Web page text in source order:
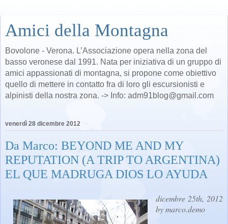
Amici della Montagna
Bovolone - Verona. L’Associazione opera nella zona del
basso veronese dal 1991. Nata per iniziativa di un gruppo di
amici appassionati di montagna, si propone come obiettivo
quello di mettere in contatto fra di loro gli escursionisti e
alpinisti della nostra zona. -> Info: adm91blog@gmail.com
venerdì 28 dicembre 2012
Da Marco: BEYOND ME AND MY
REPUTATION (A TRIP TO ARGENTINA)
EL QUE MADRUGA DIOS LO AYUDA
dicembre 25th, 2012
by marco.demo